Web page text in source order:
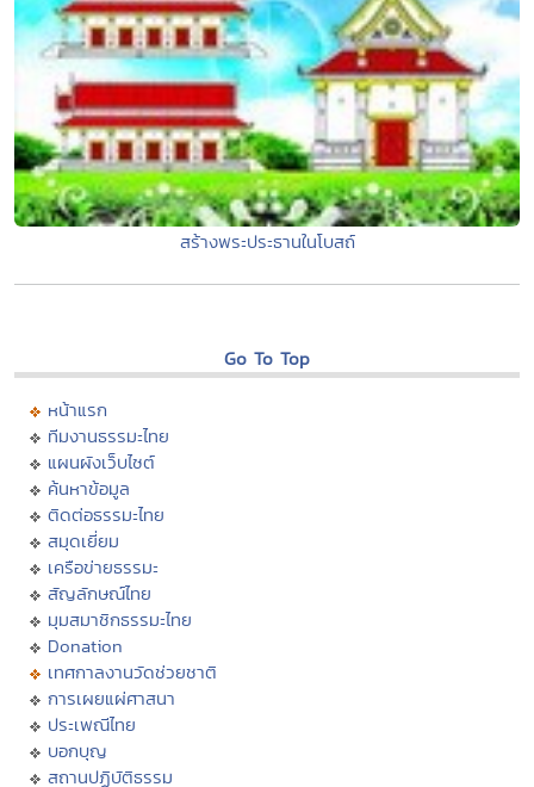
สร้างพระประธานในโบสถ์
Go To Top
หน้าแรก
ทีมงานธรรมะไทย
แผนผังเว็บไซต์
ค้นหาข้อมูล
ติดต่อธรรมะไทย
สมุดเยี่ยม
เครือข่ายธรรมะ
สัญลักษณ์ไทย
มุมสมาชิกธรรมะไทย
Donation
เทศกาลงานวัดช่วยชาติ
การเผยแผ่ศาสนา
ประเพณีไทย
บอกบุญ
สถานปฏิบัติธรรม